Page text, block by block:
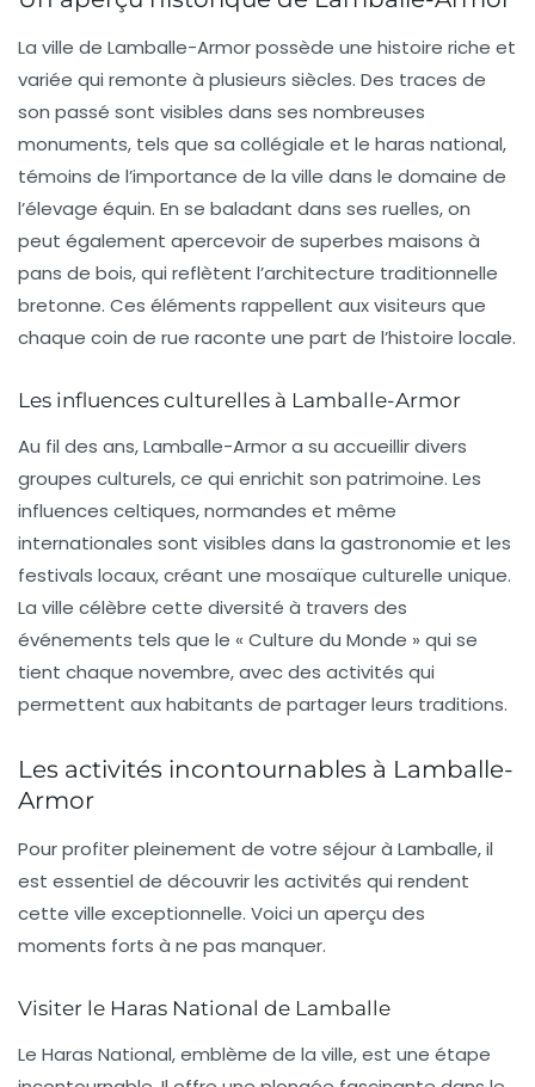
La ville de Lamballe-Armor possède une histoire riche et
variée qui remonte à plusieurs siècles. Des traces de
son passé sont visibles dans ses nombreuses
monuments, tels que sa collégiale et le haras national,
témoins de l’importance de la ville dans le domaine de
l’élevage équin. En se baladant dans ses ruelles, on
peut également apercevoir de superbes maisons à
pans de bois, qui reflètent l’architecture traditionnelle
bretonne. Ces éléments rappellent aux visiteurs que
chaque coin de rue raconte une part de l’histoire locale.
Les influences culturelles à Lamballe-Armor
Au fil des ans, Lamballe-Armor a su accueillir divers
groupes culturels, ce qui enrichit son patrimoine. Les
influences celtiques, normandes et même
internationales sont visibles dans la gastronomie et les
festivals locaux, créant une mosaïque culturelle unique.
La ville célèbre cette diversité à travers des
événements tels que le « Culture du Monde » qui se
tient chaque novembre, avec des activités qui
permettent aux habitants de partager leurs traditions.
Les activités incontournables à Lamballe-
Armor
Pour profiter pleinement de votre séjour à Lamballe, il
est essentiel de découvrir les activités qui rendent
cette ville exceptionnelle. Voici un aperçu des
moments forts à ne pas manquer.
Visiter le Haras National de Lamballe
Le Haras National, emblème de la ville, est une étape